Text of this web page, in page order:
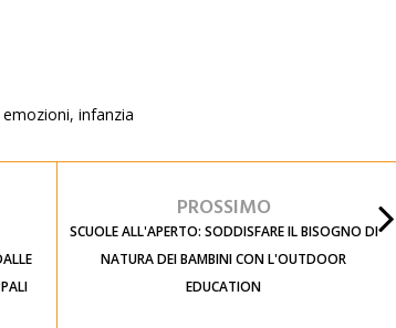
emozioni, infanzia
PROSSIMO
SCUOLE ALL'APERTO: SODDISFARE IL BISOGNO DI
NATURA DEI BAMBINI CON L'OUTDOOR
EDUCATION